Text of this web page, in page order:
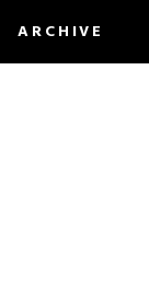
ARCHIVE